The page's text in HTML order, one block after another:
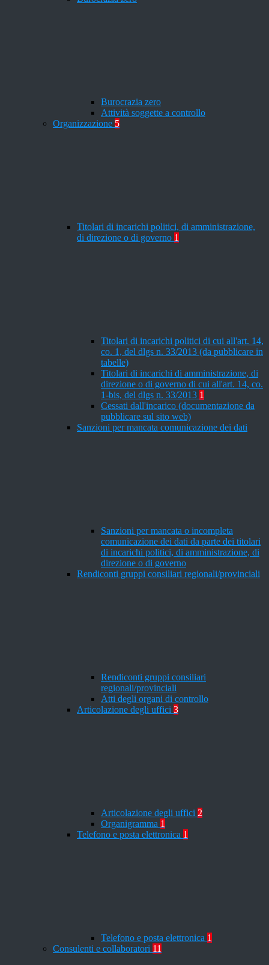
Burocrazia zero
Attività soggette a controllo
Organizzazione 5
Titolari di incarichi politici, di amministrazione,
di direzione o di governo 1
Titolari di incarichi politici di cui all'art. 14,
co. 1, del dlgs n. 33/2013 (da pubblicare in
tabelle)
Titolari di incarichi di amministrazione, di
direzione o di governo di cui all'art. 14, co.
1-bis, del dlgs n. 33/2013 1
Cessati dall'incarico (documentazione da
pubblicare sul sito web)
Sanzioni per mancata comunicazione dei dati
Sanzioni per mancata o incompleta
comunicazione dei dati da parte dei titolari
di incarichi politici, di amministrazione, di
direzione o di governo
Rendiconti gruppi consiliari regionali/provinciali
Rendiconti gruppi consiliari
regionali/provinciali
Atti degli organi di controllo
Articolazione degli uffici 3
Articolazione degli uffici 2
Organigramma 1
Telefono e posta elettronica 1
Telefono e posta elettronica 1
Consulenti e collaboratori 11